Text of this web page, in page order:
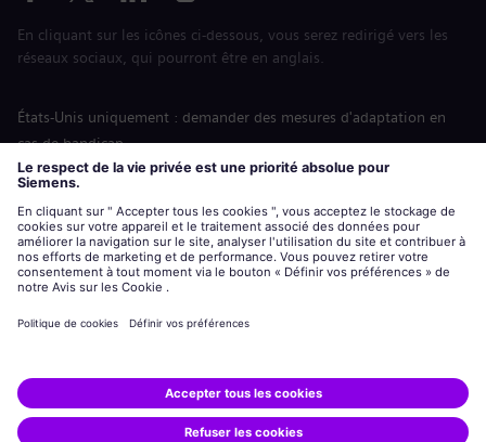
En cliquant sur les icônes ci-dessous, vous serez redirigé vers les
réseaux sociaux, qui pourront être en anglais.
États-Unis uniquement : demander des mesures d'adaptation en
cas de handicap
Labor Condition Application (Formulaire sur les conditions
siemens-energy.comSite Internet international
Informations sur l’entreprise
Avis de confidentialité
Siemens Energy est une marque déposée de Siemens AG.